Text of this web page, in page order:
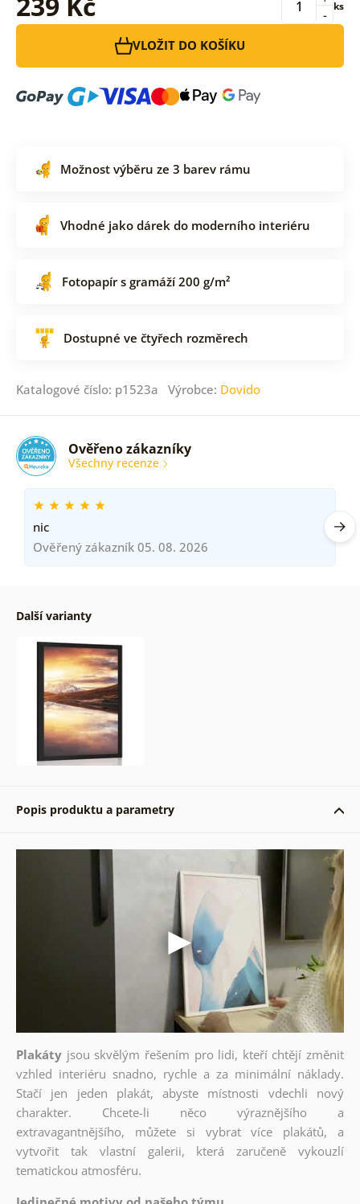
-
ks
VLOŽIT DO KOŠÍKU
Možnost výběru ze 3 barev rámu
Vhodné jako dárek do moderního interiéru
Fotopapír s gramáží 200 g/m²
Dostupné ve čtyřech rozměrech
Katalogové číslo: p1523a Výrobce: Dovido
Ověřeno zákazníky
Všechny recenze
nic
Ověřený zákazník 05. 08. 2026
Další varianty
Popis produktu a parametry
Plakáty jsou skvělým řešením pro lidi, kteří chtějí změnit
vzhled interiéru snadno, rychle a za minimální náklady.
Stačí jen jeden plakát, abyste místnosti vdechli nový
charakter. Chcete-li něco výraznějšího a
extravagantnějšího, můžete si vybrat více plakátů, a
vytvořit tak vlastní galerii, která zaručeně vykouzlí
tematickou atmosféru.